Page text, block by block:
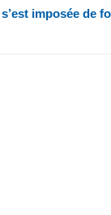
imposée de